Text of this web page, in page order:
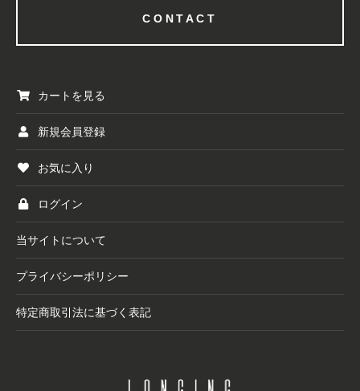
CONTACT
カートを見る
新規会員登録
お気に入り
ログイン
当サイトについて
プライバシーポリシー
特定商取引法に基づく表記